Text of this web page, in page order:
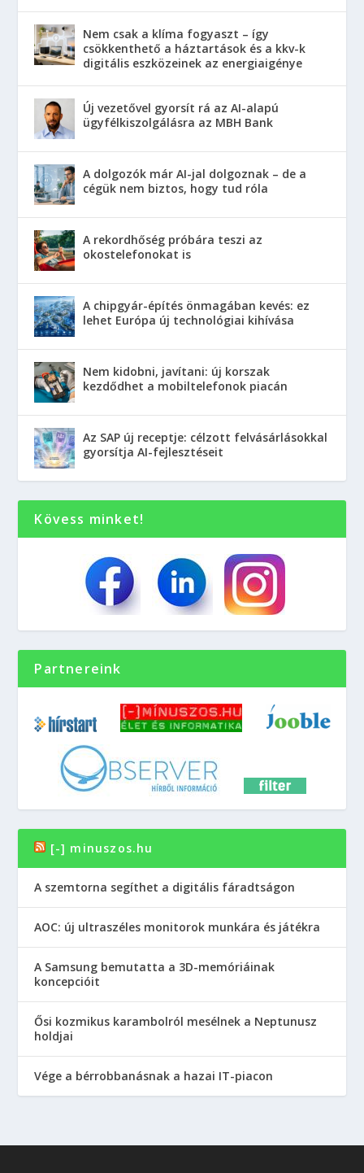
Nem csak a klíma fogyaszt – így
csökkenthető a háztartások és a kkv-k
digitális eszközeinek az energiaigénye
Új vezetővel gyorsít rá az AI-alapú
ügyfélkiszolgálásra az MBH Bank
A dolgozók már AI-jal dolgoznak – de a
cégük nem biztos, hogy tud róla
A rekordhőség próbára teszi az
okostelefonokat is
A chipgyár-építés önmagában kevés: ez
lehet Európa új technológiai kihívása
Nem kidobni, javítani: új korszak
kezdődhet a mobiltelefonok piacán
Az SAP új receptje: célzott felvásárlásokkal
gyorsítja AI-fejlesztéseit
Kövess minket!
Partnereink
[-] minuszos.hu
A szemtorna segíthet a digitális fáradtságon
AOC: új ultraszéles monitorok munkára és játékra
A Samsung bemutatta a 3D-memóriáinak
koncepcióit
Ősi kozmikus karambolról mesélnek a Neptunusz
holdjai
Vége a bérrobbanásnak a hazai IT-piacon